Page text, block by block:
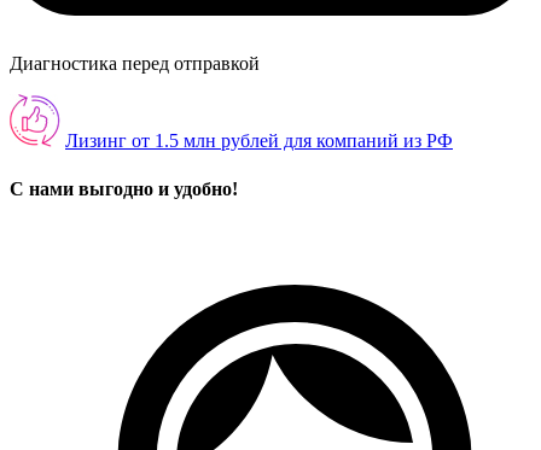
Диагностика перед отправкой
Лизинг от 1.5 млн рублей для компаний из РФ
С нами выгодно и удобно!